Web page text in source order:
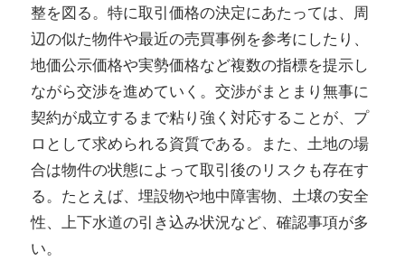
整を図る。特に取引価格の決定にあたっては、周
辺の似た物件や最近の売買事例を参考にしたり、
地価公示価格や実勢価格など複数の指標を提示し
ながら交渉を進めていく。交渉がまとまり無事に
契約が成立するまで粘り強く対応することが、プ
ロとして求められる資質である。また、土地の場
合は物件の状態によって取引後のリスクも存在す
る。たとえば、埋設物や地中障害物、土壌の安全
性、上下水道の引き込み状況など、確認事項が多
い。